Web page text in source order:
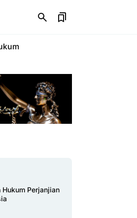
Hukum Perjanjian